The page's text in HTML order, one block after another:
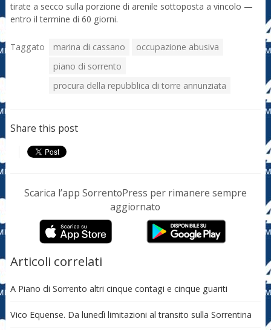
tirate a secco sulla porzione di arenile sottoposta a vincolo —
entro il termine di 60 giorni.
Taggato marina di cassano
occupazione abusiva
piano di sorrento
procura della repubblica di torre annunziata
Share this post
Scarica l’app SorrentoPress per rimanere sempre
aggiornato
Articoli correlati
A Piano di Sorrento altri cinque contagi e cinque guariti
Vico Equense. Da lunedì limitazioni al transito sulla Sorrentina